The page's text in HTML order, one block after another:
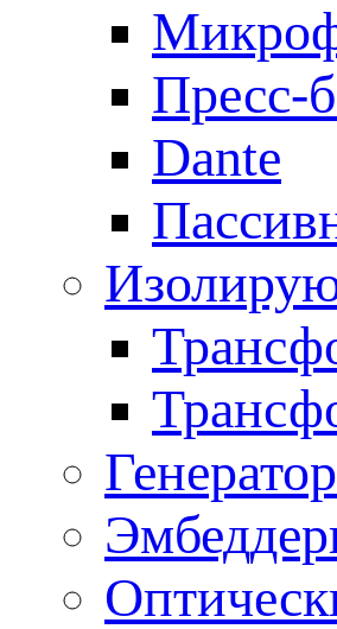
Пресс-
Dante